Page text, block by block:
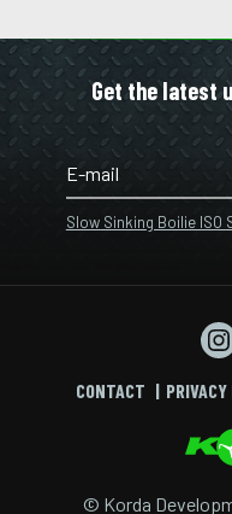
Get the latest
Slow Sinking Boilie ISO
© Korda
CONTACT